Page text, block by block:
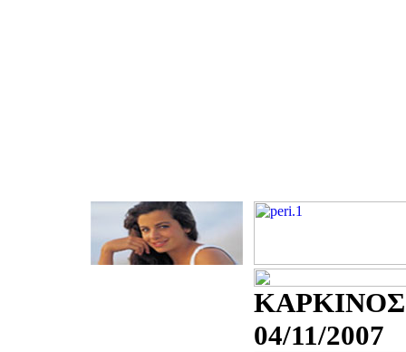
04/11/2007